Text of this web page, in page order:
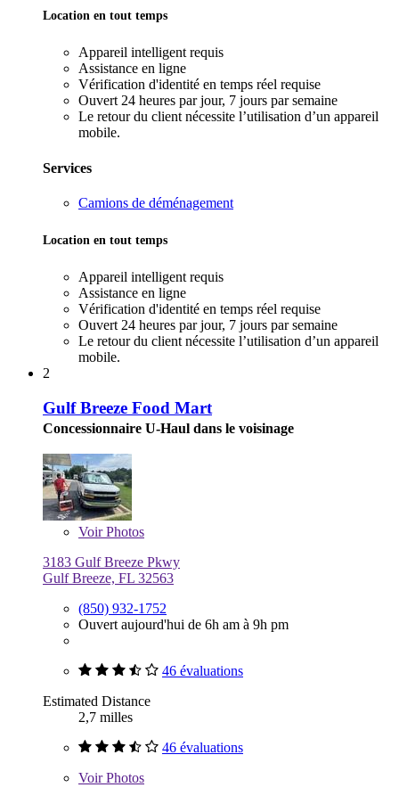
Location en tout temps
Appareil intelligent requis
Assistance en ligne
Vérification d'identité en temps réel requise
Ouvert 24 heures par jour, 7 jours par semaine
Le retour du client nécessite l’utilisation d’un appareil
mobile.
Services
Camions de déménagement
Location en tout temps
Appareil intelligent requis
Assistance en ligne
Vérification d'identité en temps réel requise
Ouvert 24 heures par jour, 7 jours par semaine
Le retour du client nécessite l’utilisation d’un appareil
mobile.
2
Gulf Breeze Food Mart
Concessionnaire U-Haul dans le voisinage
VoirPhotos
3183 Gulf Breeze Pkwy
Gulf Breeze, FL 32563
(850) 932-1752
Ouvert aujourd'hui de 6h am à 9h pm
46 évaluations
Estimated Distance
2,7 milles
46 évaluations
VoirPhotos